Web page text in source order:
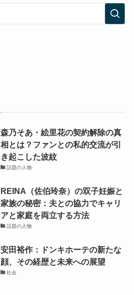
森乃そあ・絵里花の契約解除の真
相とは？ファンとの私的交流が引
き起こした波紋
話題の人物
REINA（佐伯玲奈）の双子妊娠と
家族の秘密：夫との協力でキャリ
アと家庭を両立する方法
話題の人物
安田裕作：ドンキホーテの新たな
顔、その経歴と未来への展望
社会